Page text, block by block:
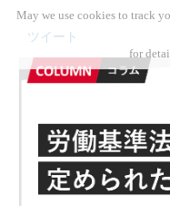
ツイート
May we use cookies to track
for